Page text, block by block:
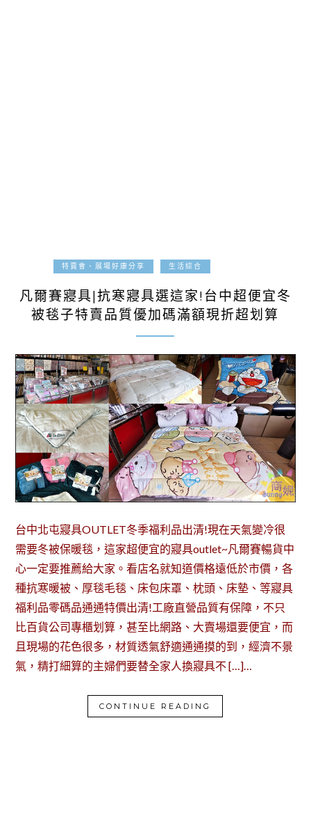
特賣會、展場好康分享 生活綜合
凡爾賽寢具|抗寒寢具選這家!台中超便宜冬
被毯子特賣品質優加碼滿額現折超划算
台中北屯寢具OUTLET冬季福利品出清!現在天氣變冷很
需要冬被保暖毯，這家超便宜的寢具outlet~凡爾賽暢貨中
心一定要推薦給大家。看店名就知道價格遠低於市價，各
種抗寒暖被、厚毯毛毯、床包床罩、枕頭、床墊、等寢具
福利品零碼品通通特價出清!工廠直營品質有保障，不只
比百貨公司專櫃划算，甚至比網路、大賣場還要便宜，而
且現場的花色很多，材質透氣舒適通通摸的到，經濟不景
氣，精打細算的主婦們要替全家人換寢具不 […]…
CONTINUE READING